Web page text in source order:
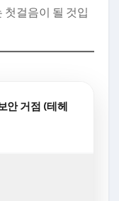
첫걸음이 될 것입
안 거점 (테헤